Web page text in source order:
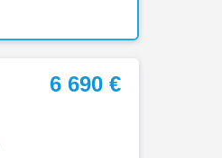
6 690 €